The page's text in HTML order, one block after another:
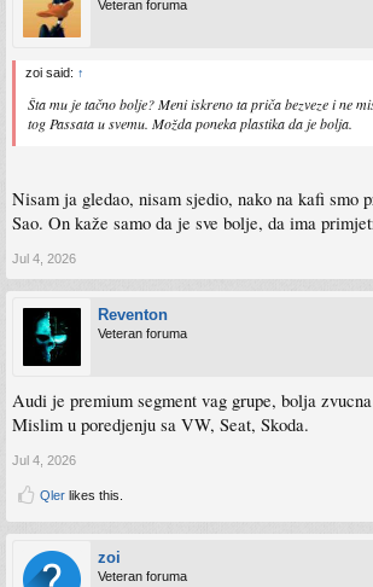
Veteran foruma
zoi said: ↑
Šta mu je tačno bolje? Meni iskreno ta priča bezveze i ne
tog Passata u svemu. Možda poneka plastika da je bolja.
Nisam ja gledao, nisam sjedio, nako na kafi smo
Sao. On kaže samo da je sve bolje, da ima
Jul 4, 2026
Reventon
Veteran foruma
Audi je premium segment vag grupe, bolja
Mislim u poredjenju sa VW, Seat, Skoda.
Jul 4, 2026
Qler likes this.
zoi
Veteran foruma